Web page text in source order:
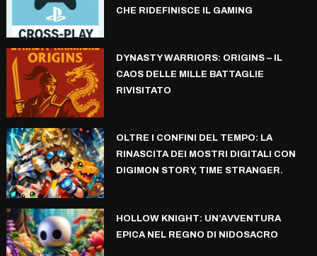
CHE RIDEFINISCE IL GAMING
DYNASTY WARRIORS: ORIGINS – IL
CAOS DELLE MILLE BATTAGLIE
RIVISITATO
OLTRE I CONFINI DEL TEMPO: LA
RINASCITA DEI MOSTRI DIGITALI CON
DIGIMON STORY, TIME STRANGER.
HOLLOW KNIGHT: UN’AVVENTURA
EPICA NEL REGNO DI NIDOSACRO